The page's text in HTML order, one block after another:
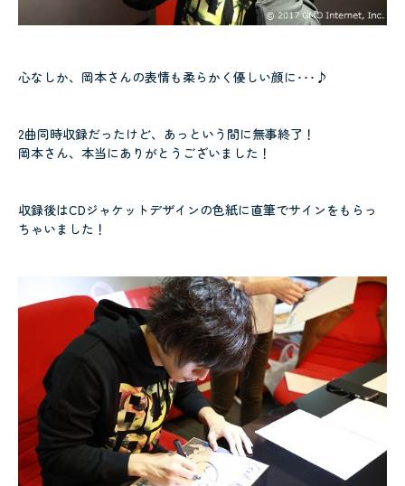
心なしか、岡本さんの表情も柔らかく優しい顔に･･･♪
2曲同時収録だったけど、あっという間に無事終了！
岡本さん、本当にありがとうございました！
収録後はCDジャケットデザインの色紙に直筆でサインをもらっ
ちゃいました！